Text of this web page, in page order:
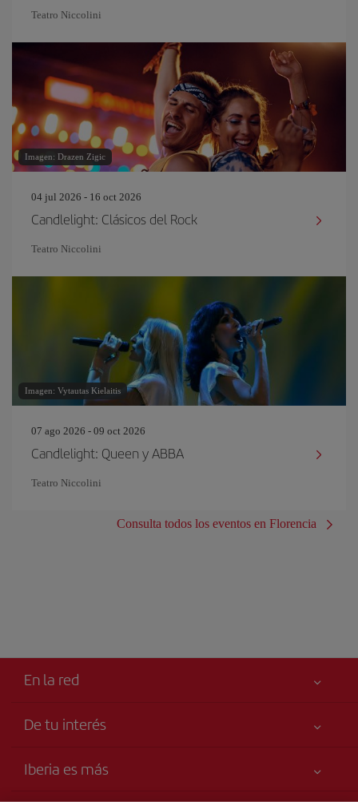
Teatro Niccolini
Imagen: Drazen Zigic
04 jul 2026 - 16 oct 2026
Candlelight: Clásicos del Rock
Teatro Niccolini
Imagen: Vytautas Kielaitis
07 ago 2026 - 09 oct 2026
Candlelight: Queen y ABBA
Teatro Niccolini
Consulta todos los eventos en Florencia
En la red
De tu interés
Declaración de accesibilidad
Compromiso de servicio
Iberia es más